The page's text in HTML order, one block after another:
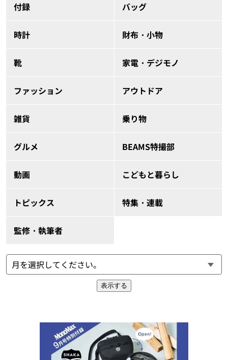
付録 バッグ
時計 財布・小物
靴 家電・デジモノ
ファッション アウトドア
雑貨 乗り物
グルメ BEAMS特撮部
動画 こどもと暮らし
トピックス 特集・連載
監修・執筆者
表示する